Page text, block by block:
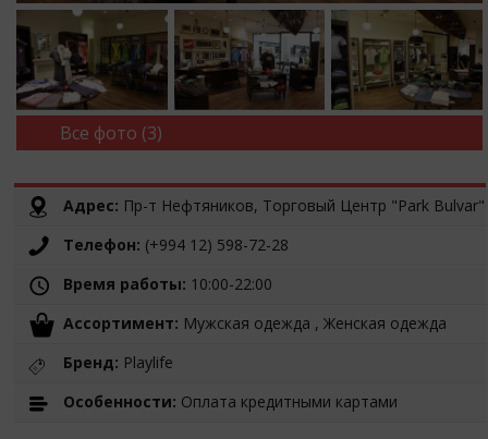
Все фото (3)
Адрес: Пр-т Нефтяников, Торговый Центр "Park Bulvar"
Телефон: (+994 12) 598-72-28
Время работы: 10:00-22:00
Ассортимент: Мужская одежда , Женская одежда
Бренд: Playlife
Особенности: Оплата кредитными картами